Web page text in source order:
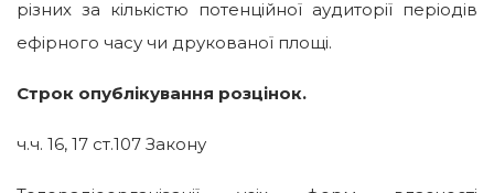
різних за кількістю потенційної аудиторії періодів
ефірного часу чи друкованої площі.
Строк опублікування розцінок.
ч.ч. 16, 17 ст.107 Закону